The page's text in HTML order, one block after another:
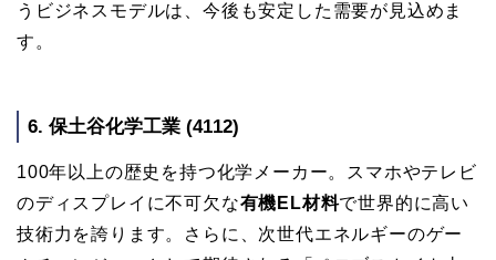
うビジネスモデルは、今後も安定した需要が見込めま
す。
6. 保土谷化学工業 (4112)
100年以上の歴史を持つ化学メーカー。スマホやテレビ
のディスプレイに不可欠な有機EL材料で世界的に高い
技術力を誇ります。さらに、次世代エネルギーのゲー